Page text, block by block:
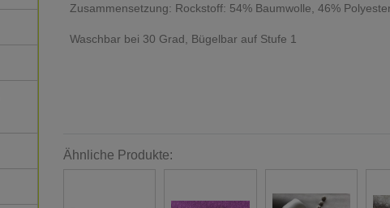
Zusammensetzung: Rockstoff: 54% Baumwolle, 46%
Waschbar bei 30 Grad, Bügelbar auf Stufe 1
Ähnliche Produkte: